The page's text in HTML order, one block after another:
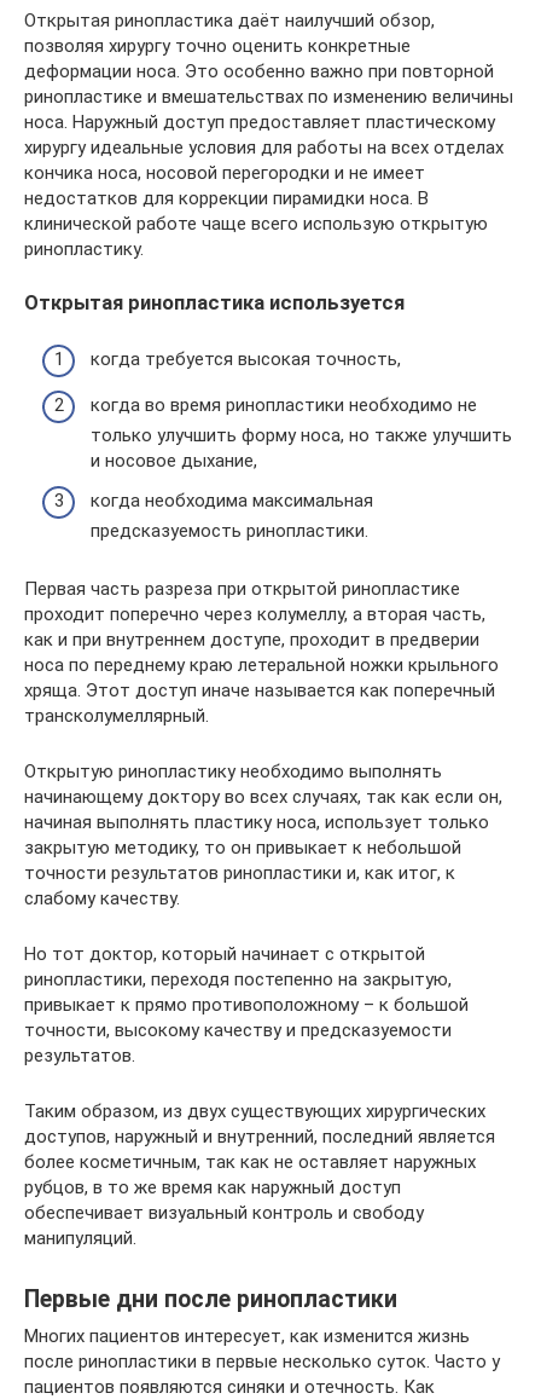
Открытая ринопластика даёт наилучший обзор,
позволяя хирургу точно оценить конкретные
деформации носа. Это особенно важно при повторной
ринопластике и вмешательствах по изменению величины
носа. Наружный доступ предоставляет пластическому
хирургу идеальные условия для работы на всех отделах
кончика носа, носовой перегородки и не имеет
недостатков для коррекции пирамидки носа. В
клинической работе чаще всего использую открытую
ринопластику.
Открытая ринопластика используется
когда требуется высокая точность,
когда во время ринопластики необходимо не
только улучшить форму носа, но также улучшить
и носовое дыхание,
когда необходима максимальная
предсказуемость ринопластики.
Первая часть разреза при открытой ринопластике
проходит поперечно через колумеллу, а вторая часть,
как и при внутреннем доступе, проходит в предверии
носа по переднему краю летеральной ножки крыльного
хряща. Этот доступ иначе называется как поперечный
трансколумеллярный.
Открытую ринопластику необходимо выполнять
начинающему доктору во всех случаях, так как если он,
начиная выполнять пластику носа, использует только
закрытую методику, то он привыкает к небольшой
точности результатов ринопластики и, как итог, к
слабому качеству.
Но тот доктор, который начинает с открытой
ринопластики, переходя постепенно на закрытую,
привыкает к прямо противоположному – к большой
точности, высокому качеству и предсказуемости
результатов.
Таким образом, из двух существующих хирургических
доступов, наружный и внутренний, последний является
более косметичным, так как не оставляет наружных
рубцов, в то же время как наружный доступ
обеспечивает визуальный контроль и свободу
манипуляций.
Первые дни после ринопластики
Многих пациентов интересует, как изменится жизнь
после ринопластики в первые несколько суток. Часто у
пациентов появляются синяки и отечность. Как